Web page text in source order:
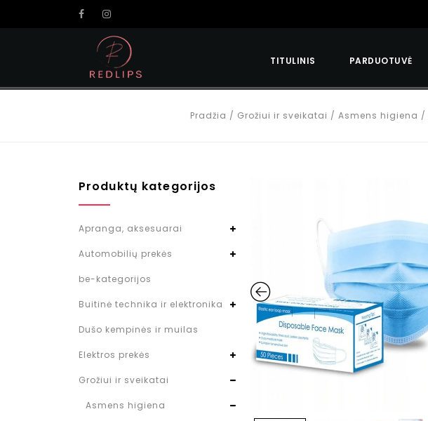
TITULINIS PARDUOTUVĖ
Pradžia / Grožiui ir sveikatai / Asmens higiena /
Produktų kategorijos
Apranga, aksesuarai
Automobilių prekės
be-kategorijos
Buitinė technika ir elektronika
Dušo kempinės ir muilas
Elektros prekės
Grožiui ir sveikatai
Asmens higiena